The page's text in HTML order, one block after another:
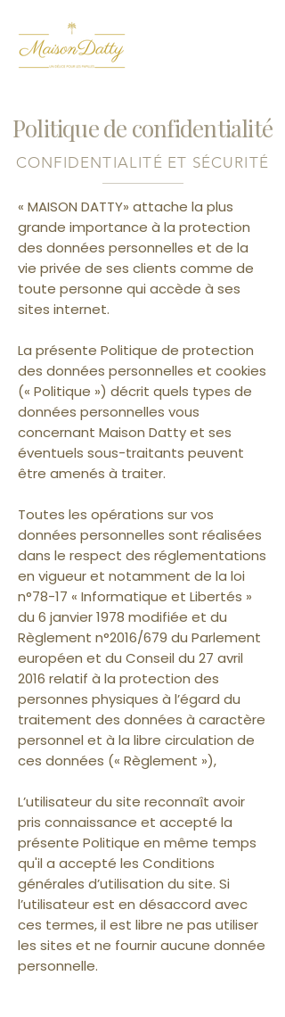
Politique de confidentialité
CONFIDENTIALITÉ ET SÉCURITÉ
« MAISON DATTY» attache la plus
grande importance à la protection
des données personnelles et de la
vie privée de ses clients comme de
toute personne qui accède à ses
sites internet.
La présente Politique de protection
des données personnelles et cookies
(« Politique ») décrit quels types de
données personnelles vous
concernant Maison Datty et ses
éventuels sous-traitants peuvent
être amenés à traiter.
Toutes les opérations sur vos
données personnelles sont réalisées
dans le respect des réglementations
en vigueur et notamment de la loi
n°78-17 « Informatique et Libertés »
du 6 janvier 1978 modifiée et du
Règlement n°2016/679 du Parlement
européen et du Conseil du 27 avril
2016 relatif à la protection des
personnes physiques à l’égard du
traitement des données à caractère
personnel et à la libre circulation de
ces données (« Règlement »),
L’utilisateur du site reconnaît avoir
pris connaissance et accepté la
présente Politique en même temps
qu'il a accepté les Conditions
générales d’utilisation du site. Si
l’utilisateur est en désaccord avec
ces termes, il est libre ne pas utiliser
les sites et ne fournir aucune donnée
personnelle.